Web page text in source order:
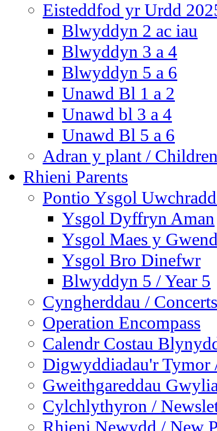
Eisteddfod yr Urdd
Blwyddyn 2 ac iau
Blwyddyn 3 a 4
Blwyddyn 5 a 6
Unawd Bl 1 a 2
Unawd bl 3 a 4
Unawd Bl 5 a 6
Adran y plant /
Rhieni Parents
Pontio Ysgol
Ysgol Dyffryn Aman
Ysgol Maes y
Ysgol Bro Dinefwr
Blwyddyn 5 / Year 5
Cyngherddau / Concerts
Operation Encompass
Calendr Costau
Digwyddiadau'r Tymor
Gweithgareddau
Cylchlythyron /
Rhieni Newydd / New